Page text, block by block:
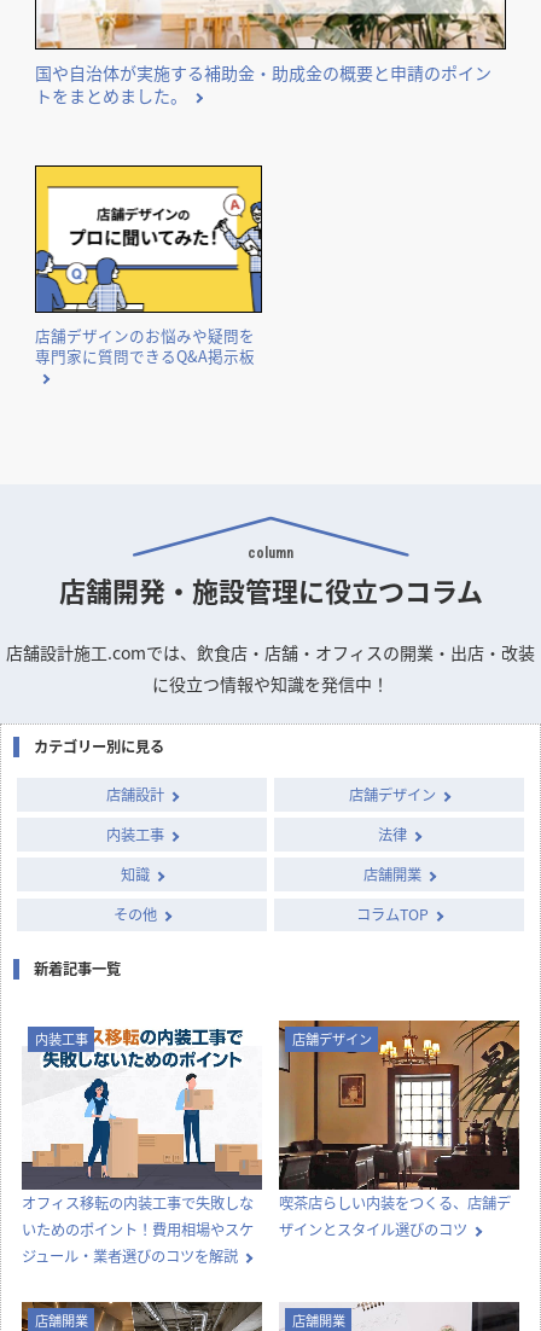
国や自治体が実施する補助金・助成金の概要と申請のポイン
トをまとめました。
店舗デザインのお悩みや疑問を
専門家に質問できるQ&A掲示板
column
店舗開発・施設管理に役立つコラム
店舗設計施工.comでは、飲食店・店舗・オフィスの開業・出店・改装
に役立つ情報や知識を発信中！
カテゴリー別に見る
店舗設計
店舗デザイン
内装工事
法律
知識
店舗開業
その他
コラムTOP
新着記事一覧
内装工事
オフィス移転の内装工事で失敗しな
いためのポイント！費用相場やスケ
ジュール・業者選びのコツを解説
店舗デザイン
喫茶店らしい内装をつくる、店舗デ
ザインとスタイル選びのコツ
店舗開業 店舗開業